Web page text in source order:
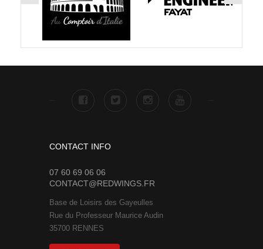
CONTACT INFO
07 60 69 06 06
CONTACT@REDWINGS.FR
Base de Loisirs des Gayeulles
Rue du Professeur Maurice Audin
35700 RENNES